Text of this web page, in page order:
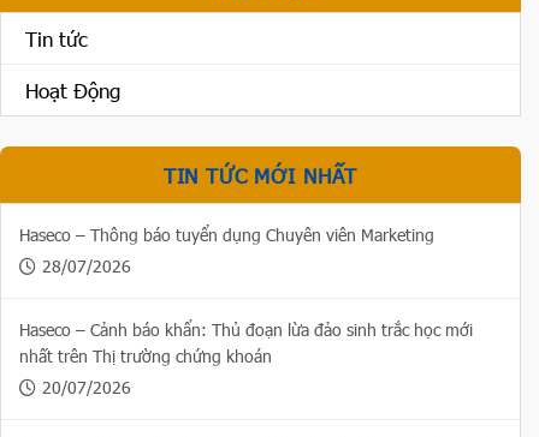
Tin tức
Hoạt Động
TIN TỨC MỚI NHẤT
Haseco – Thông báo tuyển dụng Chuyên viên Marketing
28/07/2026
Haseco – Cảnh báo khẩn: Thủ đoạn lừa đảo sinh trắc học mới
nhất trên Thị trường chứng khoán
20/07/2026